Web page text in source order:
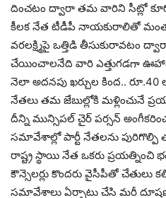
దించ‌టం ద్వారా త‌మ వారిని సీట్లో
కీలక నేత టీడీపీ నాయ‌కురాలితో
వ‌ర‌ల‌క్ష్మిపై ఒత్తిడి తీసుకురావ‌టం
చేయించాల‌నేది వారి ఎత్తుగ‌డ‌గా
నెలా అద‌న‌పు ఖ‌ర్చుల కింద‌.. రూ.40
నేత‌లు త‌మ జేబుల్లోకి మ‌ళ్లించునే
దీన్ని మున్సిప‌ల్ చైర్ ప‌ర్స‌న్
స‌మావేశాల్లో పార్టీ నేత‌లను పురిగొల్పి
రాష్ట్ర స్థాయి నేత ఒక‌రు ప్ర‌య‌త్నించి
కౌన్సెల‌ర్లు కొంద‌రు వైసీపీతో
స‌మావేశాలు ఏర్పాటు చేసి మ‌రీ